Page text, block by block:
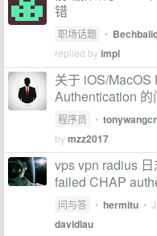
错
职场话题 •
replied byimpl
关于 iOS/MacOS
Authentication 的
程序员 •
bymzz2017
vps vpn radius
failed CHAP
问与答 • hermitu •
davidlau